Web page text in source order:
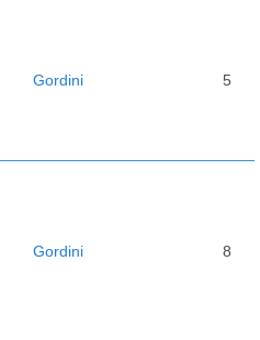
Gordini 5
Gordini 8